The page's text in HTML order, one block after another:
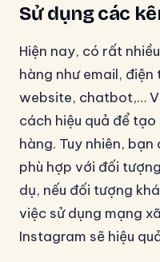
Sử dụng các
Hiện nay, có rất
hàng như email,
website, chatbot,…
cách hiệu quả để
hàng. Tuy nhiên,
phù hợp với đối
dụ, nếu đối tượng
việc sử dụng mạng
Instagram sẽ hiệu